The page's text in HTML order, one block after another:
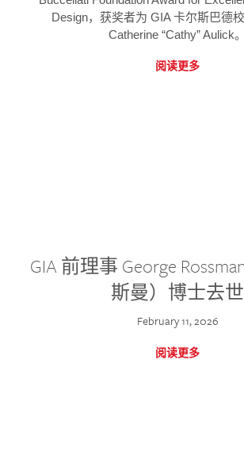
Design，获奖者为 GIA 卡尔斯巴德
Catherine “Cathy” Aulick。
阅读更多
GIA 前理事 George
斯曼）博士去世
February 11, 2026
阅读更多